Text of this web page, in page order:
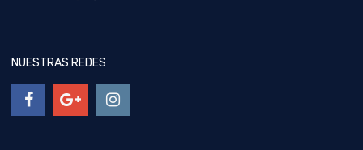
NUESTRAS REDES